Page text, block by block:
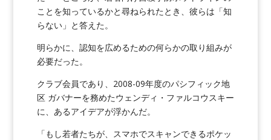
ことを知っているかと尋ねられたとき、彼らは「知
らない」と答えた。
明らかに、認知を広めるための何らかの取り組みが
必要だった。
クラブ会員であり、2008-09年度のパシフィック地
区 ガバナーを務めたウェンディ・ファルコウスキー
に、あるアイデアが浮かんだ。
「もし若者たちが、スマホでスキャンできるポケッ